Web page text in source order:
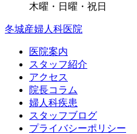
木曜・日曜・祝日
冬城産婦人科医院
医院案内
スタッフ紹介
アクセス
院長コラム
婦人科疾患
スタッフブログ
プライバシーポリシー